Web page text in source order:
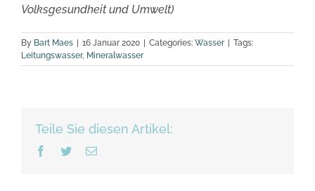
Volksgesundheit und Umwelt)
By Bart Maes | 16 Januar 2020 | Categories: Wasser | Tags:
Leitungswasser, Mineralwasser
Teile Sie diesen Artikel:
Facebook
TwitterEmail